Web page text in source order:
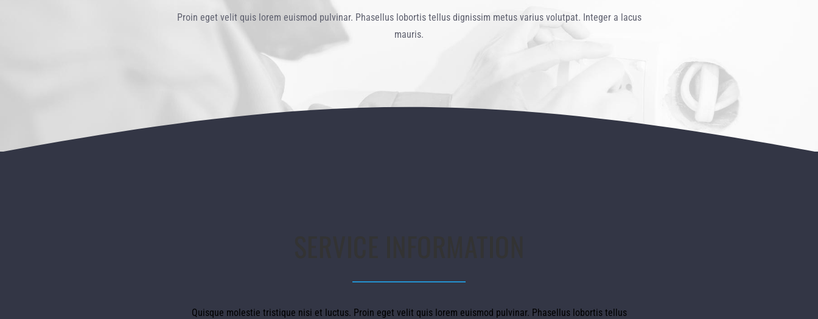
Proin eget velit quis lorem euismod pulvinar. Phasellus lobortis tellus dignissim metus varius volutpat. Integer a lacus
mauris.
Quisque molestie tristique nisi et luctus. Proin eget velit quis lorem euismod pulvinar. Phasellus lobortis tellus